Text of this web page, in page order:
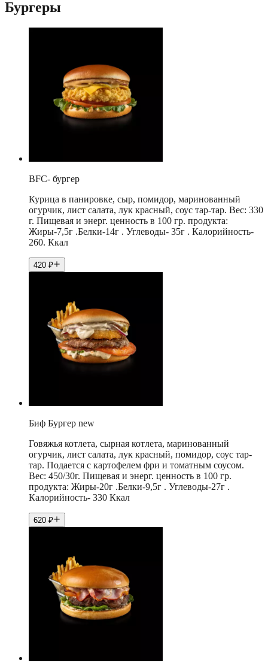
Бургеры
BFC- бургер
Курица в панировке, сыр, помидор, маринованный
огурчик, лист салата, лук красный, соус тар-тар. Вес: 330
г. Пищевая и энерг. ценность в 100 гр. продукта:
Жиры-7,5г .Белки-14г . Углеводы- 35г . Калорийность-
260. Ккал
420 ₽
Биф Бургер new
Говяжья котлета, сырная котлета, маринованный
огурчик, лист салата, лук красный, помидор, соус тар-
тар. Подается с картофелем фри и томатным соусом.
Вес: 450/30г. Пищевая и энерг. ценность в 100 гр.
продукта: Жиры-20г .Белки-9,5г . Углеводы-27г .
Калорийность- 330 Ккал
620 ₽